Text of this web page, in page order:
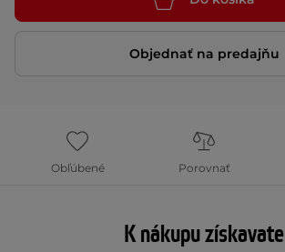
Objednať na predajňu
Obľúbené Porovnať
K nákupu získavate